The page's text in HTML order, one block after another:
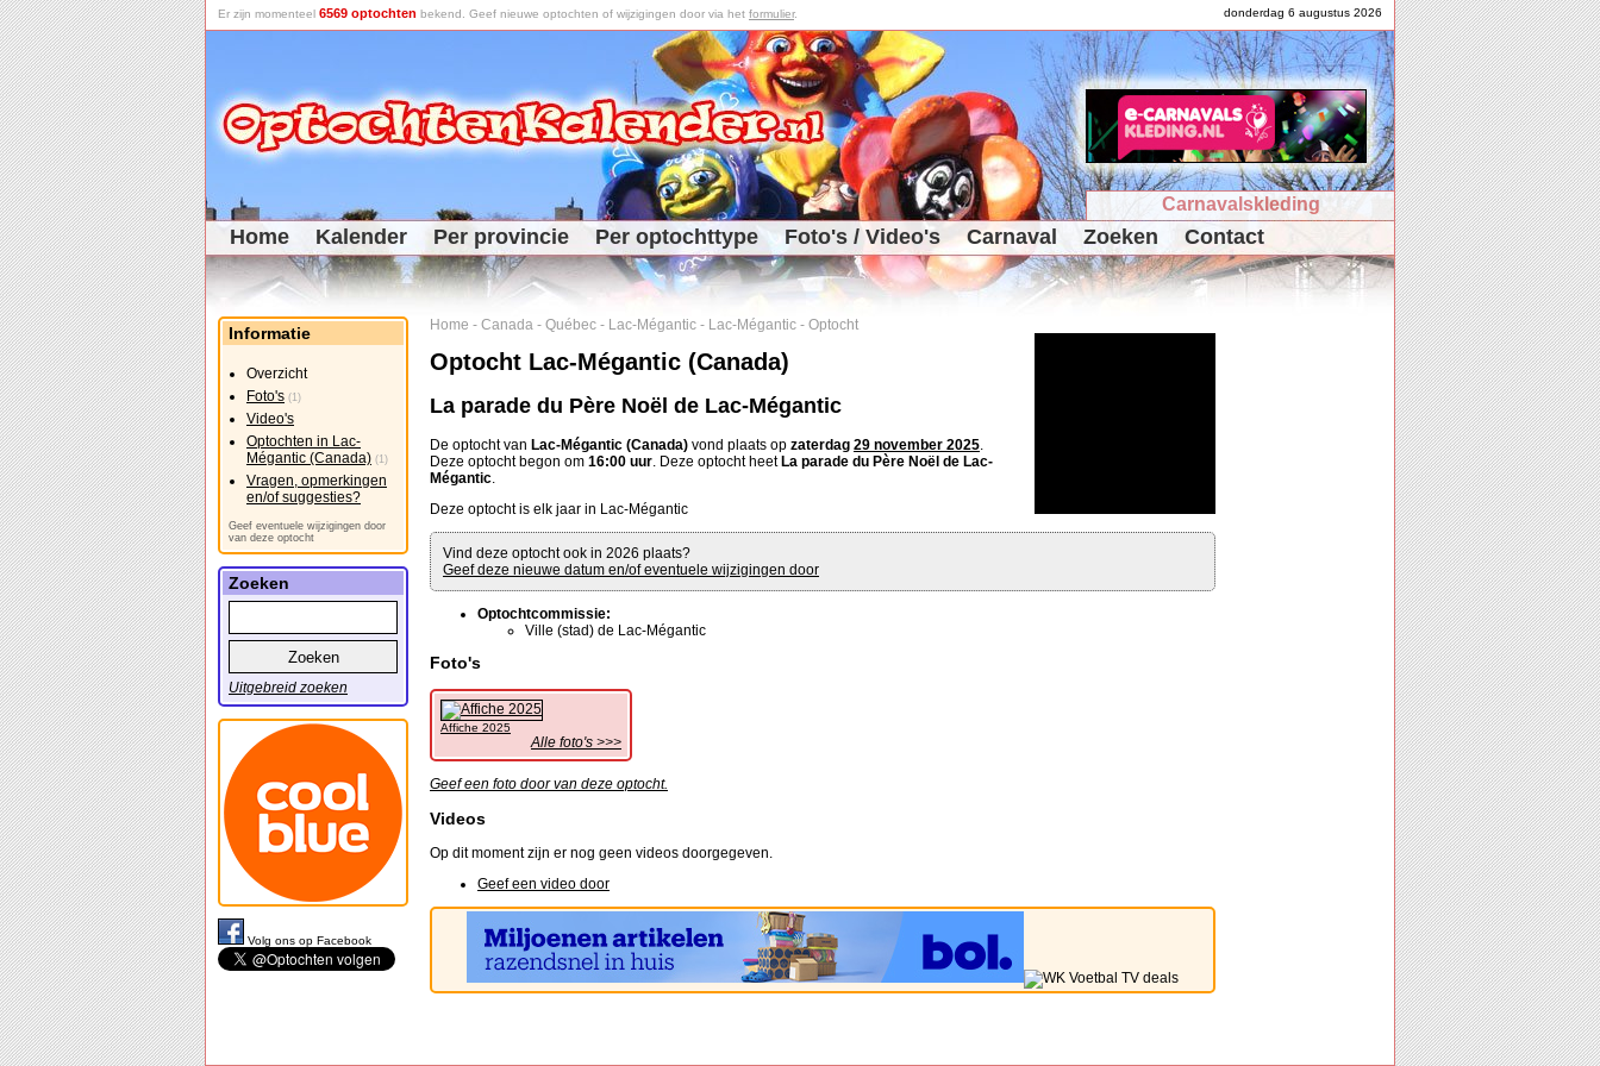
donderdag 6 augustus 2026
Er zijn momenteel 6569 optochten bekend. Geef nieuwe optochten of wijzigingen door via het formulier.
Carnavalskleding
Home Kalender Per provincie Per optochttype Foto's / Video's Carnaval Zoeken Contact
Home - Canada - Québec - Lac-Mégantic - Lac-Mégantic - Optocht
Optocht Lac-Mégantic (Canada)
La parade du Père Noël de Lac-Mégantic
De optocht van Lac-Mégantic (Canada) vond plaats op zaterdag 29 november 2025.
Deze optocht begon om 16:00 uur. Deze optocht heet La parade du Père Noël de Lac-
Mégantic.
Deze optocht is elk jaar in Lac-Mégantic
Vind deze optocht ook in 2026 plaats?
Geef deze nieuwe datum en/of eventuele wijzigingen door
Optochtcommissie:
Ville (stad) de Lac-Mégantic
Foto's
Affiche 2025
Alle foto's >>>
Geef een foto door van deze optocht.
Videos
Op dit moment zijn er nog geen videos doorgegeven.
Geef een video door
Informatie
Overzicht
Foto's (1)
Video's
Optochten in Lac-
Mégantic (Canada) (1)
Vragen, opmerkingen
en/of suggesties?
Geef eventuele wijzigingen door
van deze optocht
Zoeken
Uitgebreid zoeken
Volg ons op Facebook